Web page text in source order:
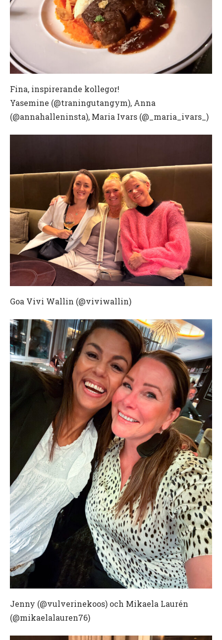
Fina, inspirerande kollegor!
Yasemine (@traningutangym), Anna
(@annahalleninsta), Maria Ivars (@_maria_ivars_)
Goa Vivi Wallin (@viviwallin)
Jenny (@vulverinekoos) och Mikaela Laurén
(@mikaelalauren76)